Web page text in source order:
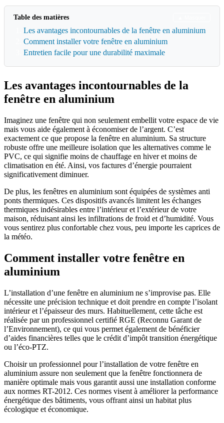
Table des matières
Les avantages incontournables de la fenêtre en aluminium
Comment installer votre fenêtre en aluminium
Entretien facile pour une durabilité maximale
Les avantages incontournables de la
fenêtre en aluminium
Imaginez une fenêtre qui non seulement embellit votre espace de vie
mais vous aide également à économiser de l’argent. C’est
exactement ce que propose la fenêtre en aluminium. Sa structure
robuste offre une meilleure isolation que les alternatives comme le
PVC, ce qui signifie moins de chauffage en hiver et moins de
climatisation en été. Ainsi, vos factures d’énergie pourraient
significativement diminuer.
De plus, les fenêtres en aluminium sont équipées de systèmes anti
ponts thermiques. Ces dispositifs avancés limitent les échanges
thermiques indésirables entre l’intérieur et l’extérieur de votre
maison, réduisant ainsi les infiltrations de froid et d’humidité. Vous
vous sentirez plus confortable chez vous, peu importe les caprices de
la météo.
Comment installer votre fenêtre en
aluminium
L’installation d’une fenêtre en aluminium ne s’improvise pas. Elle
nécessite une précision technique et doit prendre en compte l’isolant
intérieur et l’épaisseur des murs. Habituellement, cette tâche est
réalisée par un professionnel certifié RGE (Reconnu Garant de
l’Environnement), ce qui vous permet également de bénéficier
d’aides financières telles que le crédit d’impôt transition énergétique
ou l’éco-PTZ.
Choisir un professionnel pour l’installation de votre fenêtre en
aluminium assure non seulement que la fenêtre fonctionnera de
manière optimale mais vous garantit aussi une installation conforme
aux normes RT-2012. Ces normes visent à améliorer la performance
énergétique des bâtiments, vous offrant ainsi un habitat plus
écologique et économique.